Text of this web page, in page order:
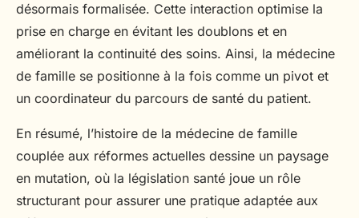
désormais formalisée. Cette interaction optimise la
prise en charge en évitant les doublons et en
améliorant la continuité des soins. Ainsi, la médecine
de famille se positionne à la fois comme un pivot et
un coordinateur du parcours de santé du patient.
En résumé, l’histoire de la médecine de famille
couplée aux réformes actuelles dessine un paysage
en mutation, où la législation santé joue un rôle
structurant pour assurer une pratique adaptée aux